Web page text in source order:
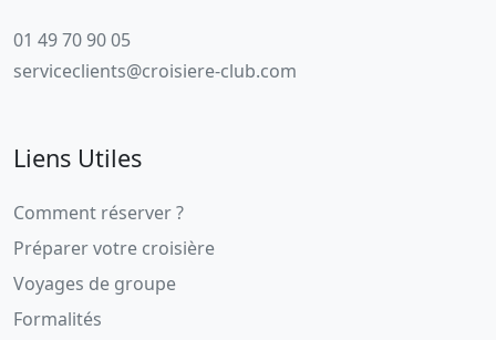
01 49 70 90 05
serviceclients@croisiere-club.com
Liens Utiles
Comment réserver ?
Préparer votre croisière
Voyages de groupe
Formalités